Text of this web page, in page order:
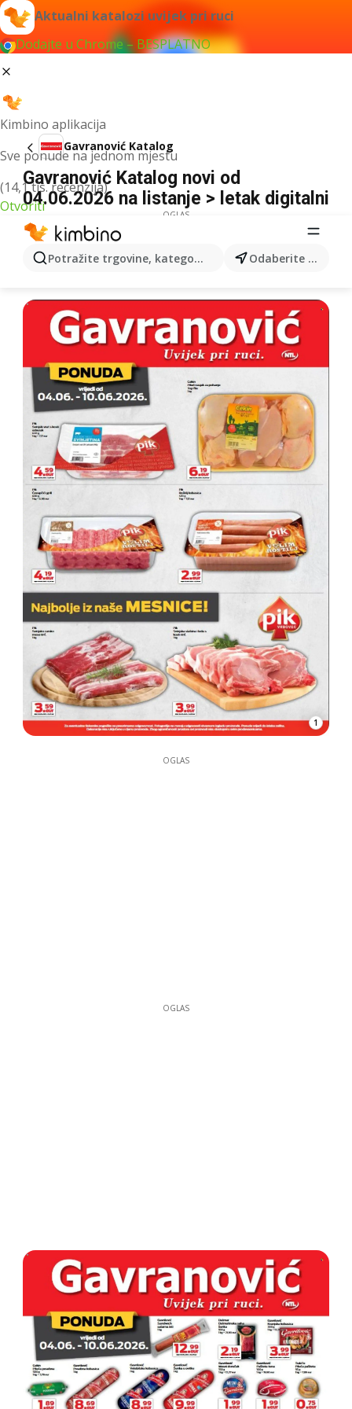
Aktualni katalozi uvijek pri ruci
Dodajte u Chrome – BESPLATNO
Kimbino aplikacija
Sve ponude na jednom mjestu
(14,1 tis. recenzija)
Otvoriti
Potražite trgovine, kategorije, proizvode... Odaberite grad
Gavranović Katalog
Gavranović Katalog novi od
04.06.2026 na listanje > letak digitalni
OGLAS
1
OGLAS
OGLAS